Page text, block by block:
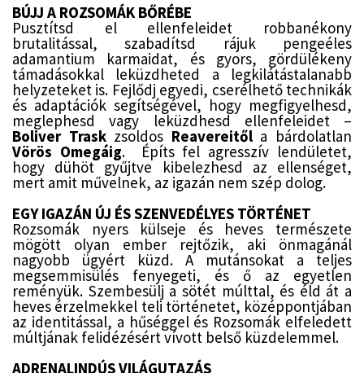
BÚJJ A ROZSOMÁK BŐRÉBE
Pusztítsd el ellenfeleidet robbanékony
brutalitással, szabadítsd rájuk pengeéles
adamantium karmaidat, és gyors, gördülékeny
támadásokkal leküzdheted a legkilátástalanabb
helyzeteket is. Fejlődj egyedi, cserélhető technikák
és adaptációk segítségével, hogy megfigyelhesd,
meglephesd vagy leküzdhesd ellenfeleidet –
Boliver Traskzsoldos Reavereitőla bárdolatlan
Vörös Omegáig. Építs fel agresszív lendületet,
hogy dühöt gyűjtve kibelezhesd az ellenséget,
mert amit művelnek, az igazán nem szép dolog.
EGY IGAZÁN ÚJ ÉS SZENVEDÉLYES TÖRTÉNET
Rozsomák nyers külseje és heves természete
mögött olyan ember rejtőzik, aki önmagánál
nagyobb ügyért küzd. A mutánsokat a teljes
megsemmisülés fenyegeti, és ő az egyetlen
reményük. Szembesülj a sötét múlttal, és éld át a
heves érzelmekkel teli történetet, középpontjában
az identitással, a hűséggel és Rozsomák elfeledett
múltjának felidézésért vívott belső küzdelemmel.
ADRENALINDÚS VILÁGUTAZÁS